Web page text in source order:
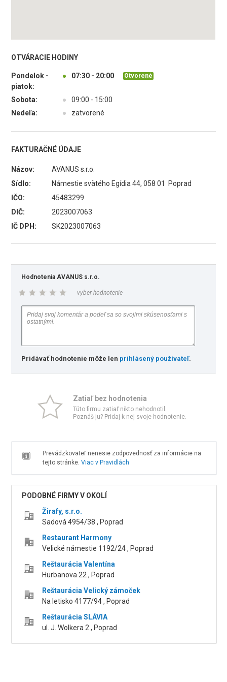
OTVÁRACIE HODINY
Pondelok -
piatok:
● 07:30 - 20:00 Otvorené
Sobota: ●
09:00 - 15:00
Nedeľa:
● zatvorené
FAKTURAČNÉ ÚDAJE
Názov:
AVANUS s.r.o.
Sídlo:
Námestie svätého Egídia 44, 058 01 Poprad
IČO:
45483299
DIČ:
2023007063
IČ DPH:
SK2023007063
Hodnotenia AVANUS s.r.o.
vyber hodnotenie
Pridávať hodnotenie môže len prihlásený používateľ.
Zatiaľ bez hodnotenia
Túto firmu zatiaľ nikto nehodnotil.
Poznáš ju? Pridaj k nej svoje hodnotenie.
Prevádzkovateľ nenesie zodpovednosť za informácie na
tejto stránke. Viac v Pravidlách
PODOBNÉ FIRMY V OKOLÍ
Žirafy, s.r.o.
Sadová 4954/38 , Poprad
Restaurant Harmony
Velické námestie 1192/24 , Poprad
Reštaurácia Valentína
Hurbanova 22 , Poprad
Reštaurácia Velický zámoček
Na letisko 4177/94 , Poprad
Reštaurácia SLÁVIA
ul. J. Wolkera 2 , Poprad